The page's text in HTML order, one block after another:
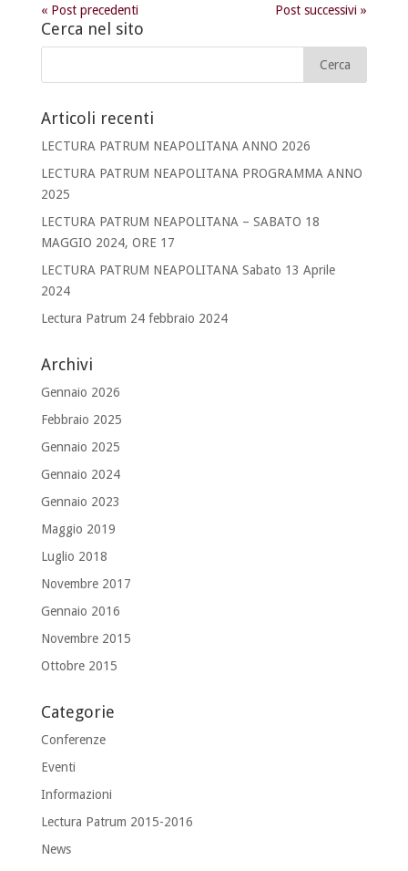
« Post precedenti Post successivi »
Cerca nel sito
Articoli recenti
LECTURA PATRUM NEAPOLITANA ANNO 2026
LECTURA PATRUM NEAPOLITANA PROGRAMMA ANNO
2025
LECTURA PATRUM NEAPOLITANA – SABATO 18
MAGGIO 2024, ORE 17
LECTURA PATRUM NEAPOLITANA Sabato 13 Aprile
2024
Lectura Patrum 24 febbraio 2024
Archivi
Gennaio 2026
Febbraio 2025
Gennaio 2025
Gennaio 2024
Gennaio 2023
Maggio 2019
Luglio 2018
Novembre 2017
Gennaio 2016
Novembre 2015
Ottobre 2015
Categorie
Conferenze
Eventi
Informazioni
Lectura Patrum 2015-2016
News